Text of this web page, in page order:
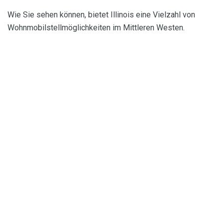
Wie Sie sehen können, bietet Illinois eine Vielzahl von
Wohnmobilstellmöglichkeiten im Mittleren Westen.